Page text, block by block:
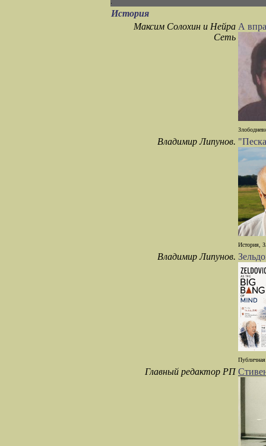
История
Максим Солохин и Нейра
Сеть
А
Владимир Липунов.
История,
Владимир Липунов.
Главный редактор РП